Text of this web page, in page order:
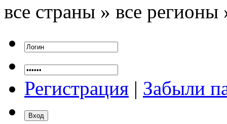
все страны » все регионы
Регистрация | Забыли